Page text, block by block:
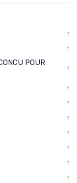
1
1
POUR
1
1
1
1
1
1
1
1